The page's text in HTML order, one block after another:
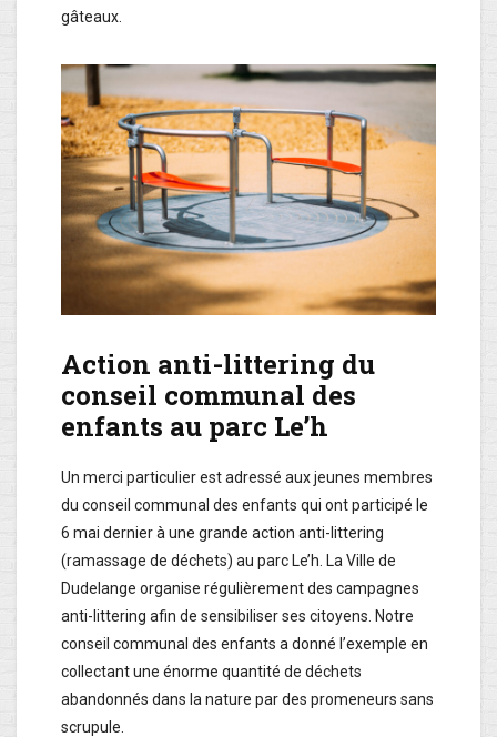
gâteaux.
Action anti-littering du
conseil communal des
enfants au parc Le’h
Un merci particulier est adressé aux jeunes membres
du conseil communal des enfants qui ont participé le
6 mai dernier à une grande action anti-littering
(ramassage de déchets) au parc Le’h. La Ville de
Dudelange organise régulièrement des campagnes
anti-littering afin de sensibiliser ses citoyens. Notre
conseil communal des enfants a donné l’exemple en
collectant une énorme quantité de déchets
abandonnés dans la nature par des promeneurs sans
scrupule.